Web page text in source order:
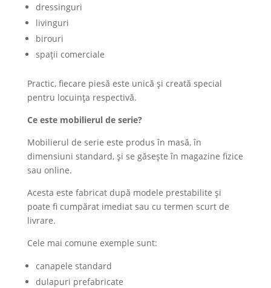
dressinguri
livinguri
birouri
spații comerciale
Practic, fiecare piesă este unică și creată special
pentru locuința respectivă.
Ce este mobilierul de serie?
Mobilierul de serie este produs în masă, în
dimensiuni standard, și se găsește în magazine fizice
sau online.
Acesta este fabricat după modele prestabilite și
poate fi cumpărat imediat sau cu termen scurt de
livrare.
Cele mai comune exemple sunt:
canapele standard
dulapuri prefabricate